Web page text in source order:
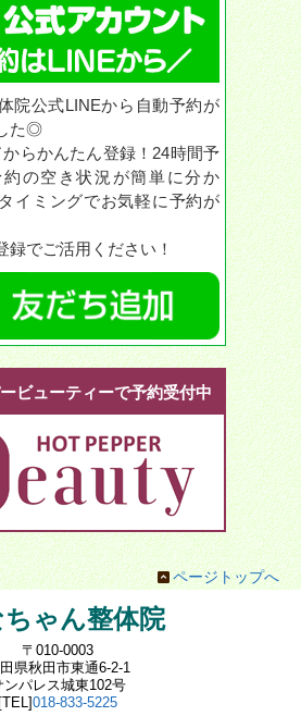
院公式LINEから自動予約が
た◎
らかんたん登録！24時間予
の空き状況が簡単に分か
イミングでお気軽に予約が
録でご活用ください！
ビューティーで予約受付中
ページトップへ
ゃん整体院
〒010-0003
県秋田市東通6-2-1
ンパレス城東102号
[TEL]018-833-5225